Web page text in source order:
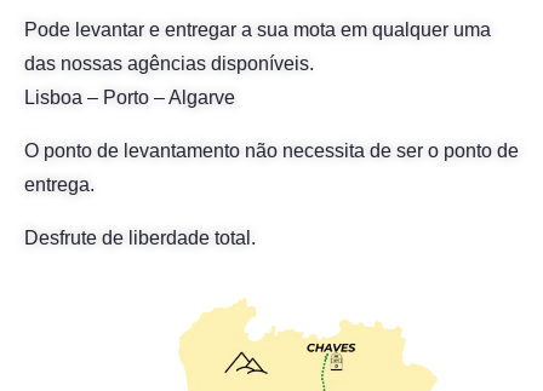
Pode levantar e entregar a sua mota em qualquer uma
das nossas agências disponíveis.
Lisboa – Porto – Algarve
O ponto de levantamento não necessita de ser o ponto de
entrega.
Desfrute de liberdade total.